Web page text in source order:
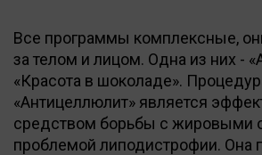
Все программы комплексные,
за телом и лицом. Одна из них -
«Красота в шоколаде».
«Антицеллюлит» является
средством борьбы с жировыми
проблемой липодистрофии. Она